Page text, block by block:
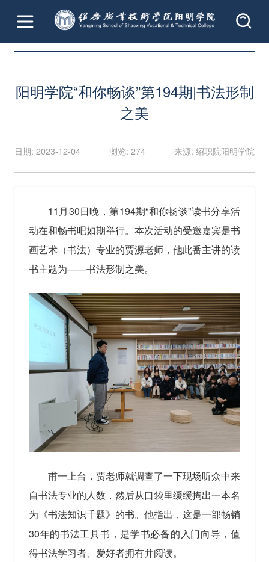
首页 文章详情
阳明学院“和你畅谈”第194期|书法形制
之美
日期: 2023-12-04 浏览: 274 来源: 绍职院阳明学院
11月30日晚，第194期“和你畅谈”读书分享活
动在和畅书吧如期举行。本次活动的受邀嘉宾是书
画艺术（书法）专业的贾源老师，他此番主讲的读
书主题为——书法形制之美。
甫一上台，贾老师就调查了一下现场听众中来
自书法专业的人数，然后从口袋里缓缓掏出一本名
为《书法知识千题》的书。他指出，这是一部畅销
30年的书法工具书，是学书必备的入门向导，值
得书法学习者、爱好者拥有并阅读。